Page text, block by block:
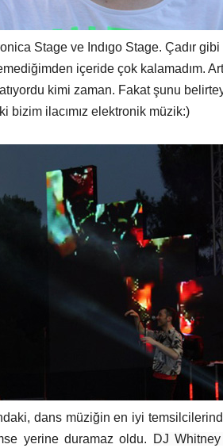
Stage ve Indıgo Stage. Çadır gibi
içeride çok kalamadım.
kimi zaman. Fakat şunu
bizim ilacımız elektronik müzik:)
dans müziğin en iyi
yerine duramaz oldu.
DJ